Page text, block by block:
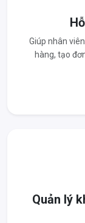
Giúp nhân
hàng, tạo
Quản lý